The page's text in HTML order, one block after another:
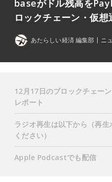
baseがドル残高を
ロックチェーン・仮想
あたらしい経済 編集部 ニ
12月17日のブロックチェー
レポート
ラジオ再生は以下から（再
ください）
Apple Podcastでも配信